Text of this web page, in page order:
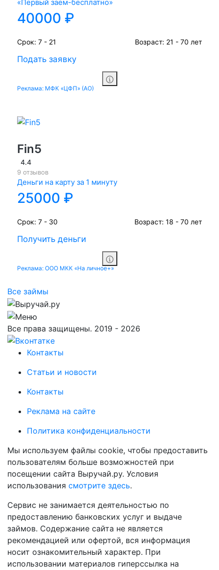
«Первый заем-бесплатно»
40000 ₽
Срок: 7 - 21 Возраст: 21 - 70 лет
Подать заявку
Реклама: МФК «ЦФП» (АО)
Fin5
4.4
9 отзывов
Деньги на карту за 1 минуту
25000 ₽
Срок: 7 - 30 Возраст: 18 - 70 лет
Получить деньги
Реклама: ООО МКК «На личное+»
Все займы
Все права защищены. 2019 - 2026
Контакты
Статьи и новости
Контакты
Реклама на сайте
Политика конфиденциальности
Мы используем файлы cookie, чтобы предоставить
пользователям больше возможностей при
посещении сайта Выручай.ру. Условия
использования смотрите здесь.
Сервис не занимается деятельностью по
предоставлению банковских услуг и выдаче
займов. Содержание сайта не является
рекомендацией или офертой, вся информация
носит ознакомительный характер. При
использовании материалов гиперссылка на